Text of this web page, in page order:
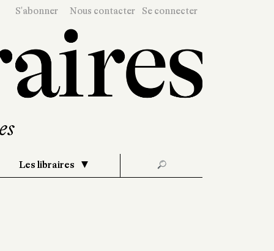
S'abonner Nous contacter Se connecter
Les libraires 🔎